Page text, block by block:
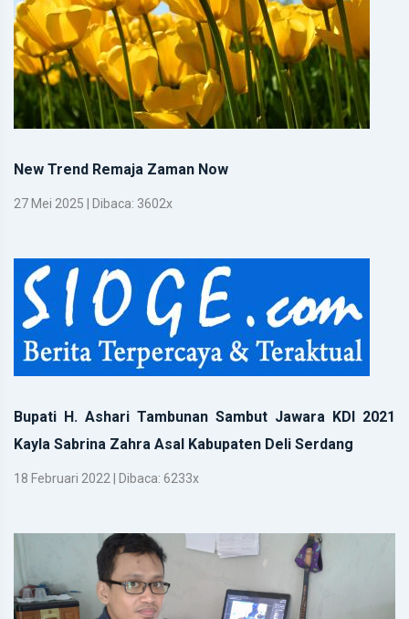
New Trend Remaja Zaman Now
27 Mei 2025 | Dibaca: 3602x
Bupati H. Ashari Tambunan Sambut Jawara KDI 2021
Kayla Sabrina Zahra Asal Kabupaten Deli Serdang
18 Februari 2022 | Dibaca: 6233x